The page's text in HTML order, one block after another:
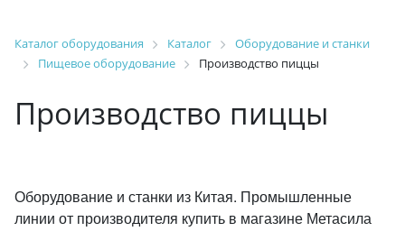
Каталог оборудования Каталог
Оборудование и станки
Пищевое оборудование
Производство пиццы
Производство пиццы
Оборудование и станки из Китая. Промышленные
линии от производителя купить в магазине Метасила